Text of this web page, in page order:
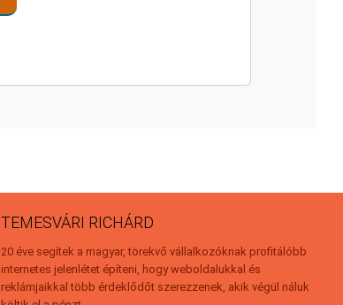
TEMESVÁRI RICHÁRD
20 éve segítek a magyar, törekvő vállalkozóknak profitálóbb
internetes jelenlétet építeni, hogy weboldalukkal és
reklámjaikkal több érdeklődőt szerezzenek, akik végül náluk